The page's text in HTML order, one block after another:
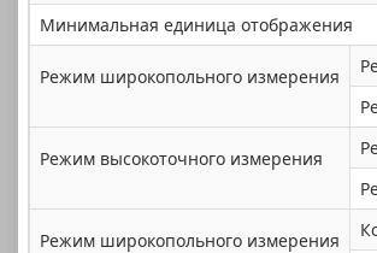
Минимальная единица отображения
Режим широкопольного измерения
Режим высокоточного измерения
Режим широкопольного измерения